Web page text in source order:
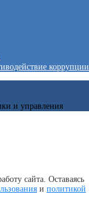
коррупции
и управления
сайта. Оставаясь
и политикой